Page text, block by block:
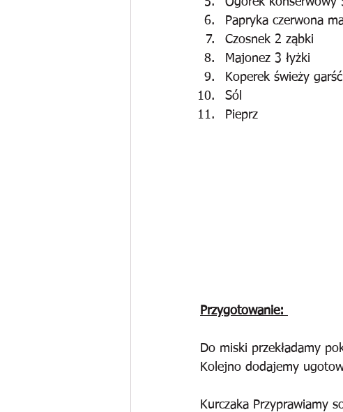
Papryka czerwona
Czosnek 2 ząbki
Majonez 3 łyżki
Koperek świeży garść
Sól
Pieprz
Przygotowanie:
Do miski przekładamy
Kolejno dodajemy
Kurczaka Przyprawiamy